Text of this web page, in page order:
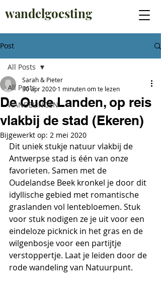
wandelgoesting
Post
All Posts
WANDELINGEN
All Posts
De Oude Landen, op reis
vlakbij de stad (Ekeren)
Sarah & Pieter
30 apr 2020 1 minuten om te lezen
Bijgewerkt op: 2 mei 2020
Dit uniek stukje natuur vlakbij de
Antwerpse stad is één van onze
favorieten. Samen met de
Oudelandse Beek kronkel je door dit
idyllische gebied met romantische
graslanden vol lentebloemen. Stuk
voor stuk nodigen ze je uit voor een
eindeloze picknick in het gras en de
wilgenbosje voor een partijtje
verstoppertje. Laat je leiden door de
rode wandeling van Natuurpunt.